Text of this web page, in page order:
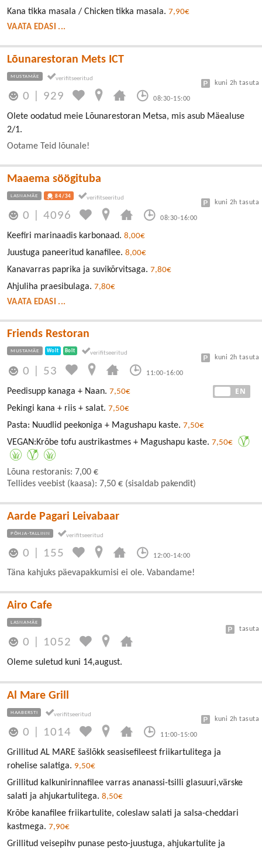
Kana tikka masala / Chicken tikka masala. 7,90€
VAATA EDASI ...
Lõunarestoran Mets ICT
MUSTAMÄE
0 929 08:30-15:00
kuni 2h tasuta
Olete oodatud meie Lõunarestoran Metsa, mis asub Mäealuse
2/1.
Ootame Teid lõunale!
Maaema söögituba
LASNAMÄE 84/34
0 |4096 08:30-16:00
kuni 2h tasuta
Keefiri marinaadis karbonaad. 8,00€
Juustuga paneeritud kanafilee. 8,00€
Kanavarras paprika ja suvikõrvitsaga. 7,80€
Ahjuliha praesibulaga. 7,80€
VAATA EDASI ...
Friends Restoran
MUSTAMÄE Wolt Bolt
0 53 11:00-16:00
kuni 2h tasuta
EN
Peedisupp kanaga + Naan. 7,50€
Pekingi kana + riis + salat. 7,50€
Pasta: Nuudlid peekoniga + Magushapu kaste. 7,50€
VEGAN:Krõbe tofu austrikastmes + Magushapu kaste. 7,50€
Lõuna restoranis: 7,00 €
Tellides veebist (kaasa): 7,50 € (sisaldab pakendit)
Aarde Pagari Leivabaar
PÕHJA-TALLINN
0 155 12:00-14:00
Täna kahjuks päevapakkumisi ei ole. Vabandame!
Airo Cafe
LASNAMÄE
0 1052
tasuta
Oleme suletud kuni 14,august.
Al Mare Grill
HAABERSTI
0 1014 11:00-15:00
kuni 2h tasuta
Grillitud AL MARE šašlõkk seasisefileest friikartulitega ja
rohelise salatiga. 9,50€
Grillitud kalkunirinnafilee varras ananassi-tsilli glasuuri,värske
salati ja ahjukartulitega. 8,50€
Krõbe kanafilee friikartulite, coleslaw salati ja salsa-cheddari
kastmega. 7,90€
Grillitud veisepihv punase pesto-juustuga, ahjukartulite ja